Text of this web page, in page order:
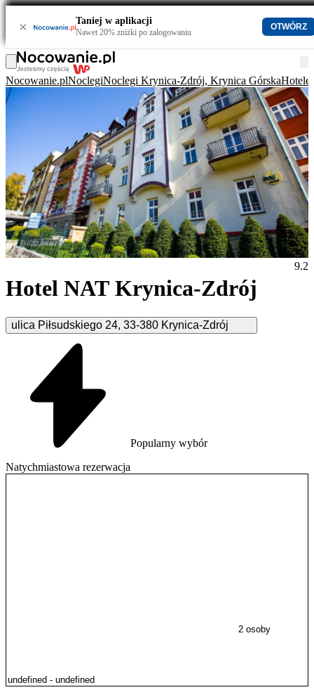
× Taniej w aplikacji
Nawet 20% zniżki po zalogowaniu
OTWÓRZ
Nocowanie.plNoclegiNoclegi Krynica-Zdrój, Krynica GórskaHotele
Hotel NAT Krynica-Zdrój
ulica Piłsudskiego 24, 33-380 Krynica-Zdrój
9.2
Natychmiastowa rezerwacja
Popularny wybór
2 osoby